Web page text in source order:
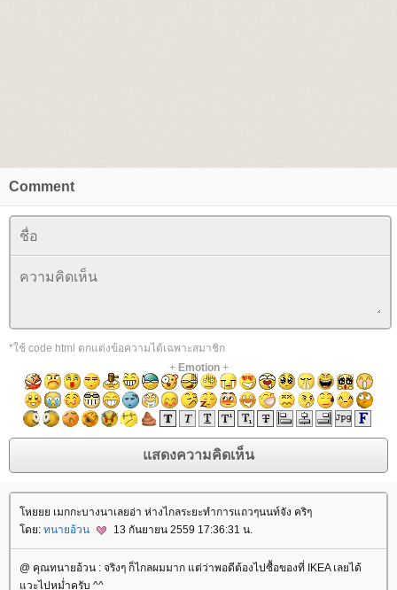
Comment
*ใช้ code html ตกแต่งข้อความได้เฉพาะสมาชิก
+ Emotion+
หยยย เมกกะบางนาเลยอ่า ห่างไกลระยะทำการแถวๆนนท์จัง คริๆ
ดย: ทนายอ้วน 13 กันยายน 2559 17:36:31 น.
@ คุณทนายอ้วน : จริงๆ ก็ไกลผมมาก แต่ว่าพอดีต้องไปซื้อของที่ IKEA เลยได้
วะไปหม่ำครับ ^^